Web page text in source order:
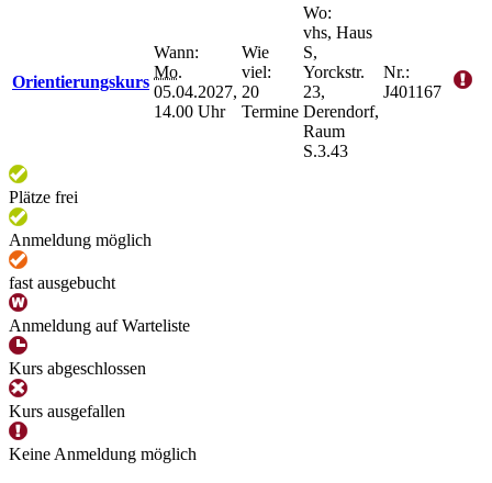
Orientierungskurs
Wann:
Mo.
05.04.2027,
14.00 Uhr
Wie
viel:
20
Termine
Wo:
vhs, Haus
S,
Yorckstr.
23,
Derendorf,
Raum
S.3.43
Nr.:
J401167
Plätze frei
Anmeldung möglich
fast ausgebucht
Anmeldung auf Warteliste
Kurs abgeschlossen
Kurs ausgefallen
Keine Anmeldung möglich